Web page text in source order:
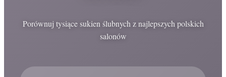
Porównuj tysiące sukien ślubnych z najlepszych polskich
salonów